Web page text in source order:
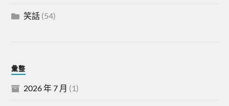
笑話 (54)
彙整
2026 年 7 月 (1)